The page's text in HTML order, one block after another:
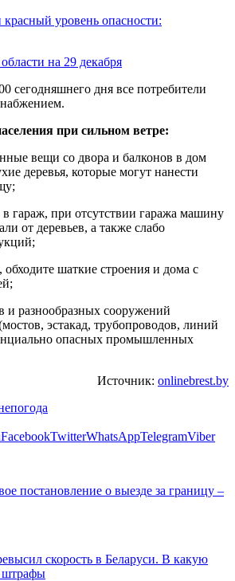
уровень опасности:
на 29 декабря
сегодняшнего дня все потребители
при сильном ветре:
вещи со двора и балконов в дом
деревья, которые могут нанести
гараж, при отсутствии гаража машину
от деревьев, а также слабо
шаткие строения и дома с
и разнообразных сооружений
эстакад, трубопроводов, линий
опасных промышленных
Источник: onlinebrest.by
FacebookTwitterWhatsAppTelegramViber
постановление о выезде за границу –
скорость в Беларуси. В какую
штрафы